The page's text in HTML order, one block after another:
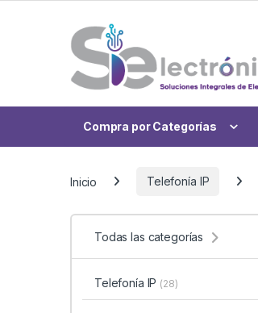
Compra por Categorías
Inicio Telefonía IP
Todas las categorías
Telefonía IP (28)